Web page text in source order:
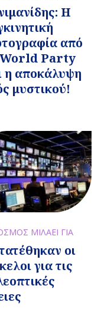
Η
από
Party
η αποκάλυψη
μυστικού!
ΜΙΛΑΕΙ ΓΙΑ
οι
για τις